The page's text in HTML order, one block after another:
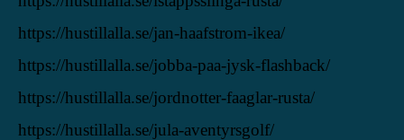
https://hustillalla.se/jan-haafstrom-ikea/
https://hustillalla.se/jobba-paa-jysk-flashback/
https://hustillalla.se/jordnotter-faaglar-rusta/
https://hustillalla.se/jula-aventyrsgolf/